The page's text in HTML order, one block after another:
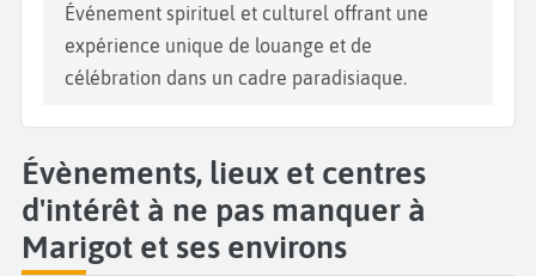
Événement spirituel et culturel offrant une
expérience unique de louange et de
célébration dans un cadre paradisiaque.
Évènements, lieux et centres
d'intérêt à ne pas manquer à
Marigot et ses environs